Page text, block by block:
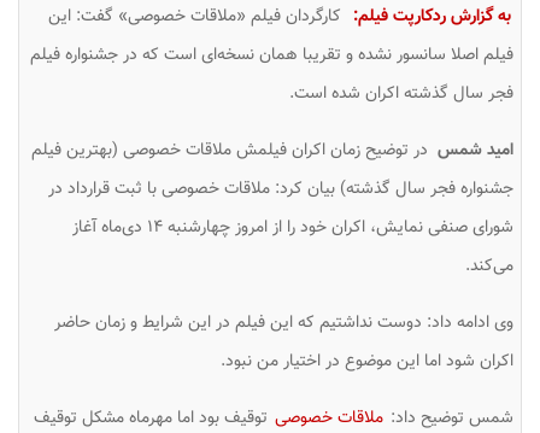
به گزارش ردکارپت فیلم: کارگردان فیلم «ملاقات خصوصی» گفت: این
فیلم اصلا سانسور نشده و تقریبا همان نسخه‌ای است که در جشنواره فیلم
فجر سال گذشته اکران شده است.
امید شمس در توضیح زمان اکران فیلمشملاقات خصوصی (بهترین فیلم
جشنواره فجر سال گذشته) بیان کرد: ملاقات خصوصیبا ثبت قرارداد در
شورای صنفی نمایش، اکران خود را از امروز چهارشنبه ۱۴ دی‌ماه آغاز
می‌کند.
وی ادامه داد: دوست نداشتیم که این فیلم در این شرایط و زمان حاضر
اکران شود اما این موضوع در اختیار من نبود.
شمس توضیح داد: ملاقات خصوصی توقیف بود اما مهرماه مشکل توقیف